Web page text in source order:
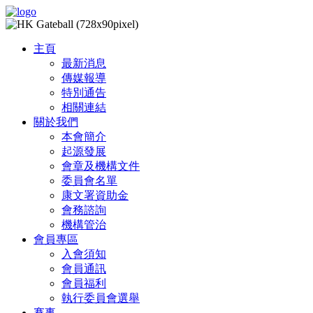
主頁
最新消息
傳媒報導
特別通告
相關連結
關於我們
本會簡介
起源發展
會章及機構文件
委員會名單
康文署資助金
會務諮詢
機構管治
會員專區
入會須知
會員通訊
會員福利
執行委員會選舉